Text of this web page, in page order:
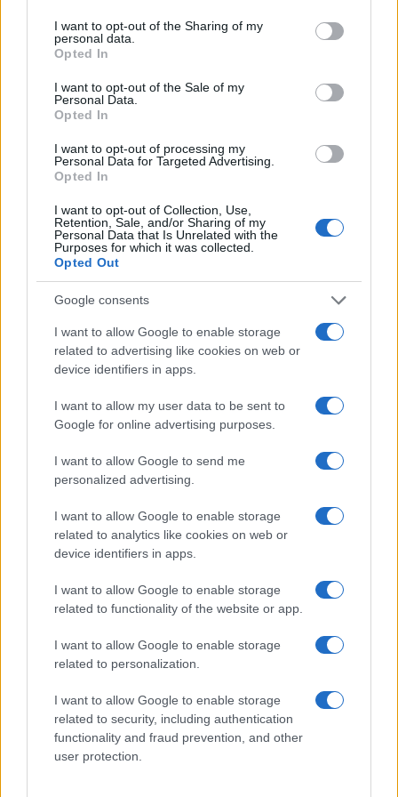
not limited to your visit or usage behaviour. You may click to
grant or deny consent to Google and its third-party tags to
use your data for below specified purposes in below Google
consent section.
I want to opt-out of the Sharing of my
personal data.
Opted In
I want to opt-out of the Sale of my
Personal Data.
Opted In
I want to opt-out of processing my
Personal Data for Targeted Advertising.
Opted In
I want to opt-out of Collection, Use,
Retention, Sale, and/or Sharing of my
Personal Data that Is Unrelated with the
Purposes for which it was collected.
Opted Out
Google consents
I want to allow Google to enable storage
related to advertising like cookies on web or
device identifiers in apps.
I want to allow my user data to be sent to
Google for online advertising purposes.
I want to allow Google to send me
personalized advertising.
I want to allow Google to enable storage
related to analytics like cookies on web or
device identifiers in apps.
I want to allow Google to enable storage
related to functionality of the website or app.
I want to allow Google to enable storage
related to personalization.
I want to allow Google to enable storage
related to security, including authentication
functionality and fraud prevention, and other
user protection.
Brent olieprijs daalt naar 88.9 dollar: een week van teruggang
Sanne De Vries · 10 aug 2026
EUR/USD daalt, crypto’s stabiliseren na rustige week